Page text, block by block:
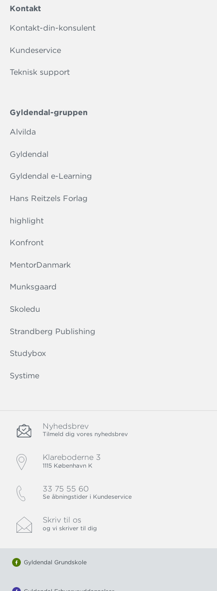
Kontakt
Kontakt-din-konsulent
Kundeservice
Teknisk support
Gyldendal-gruppen
Alvilda
Gyldendal
Gyldendal e-Learning
Hans Reitzels Forlag
highlight
Konfront
MentorDanmark
Munksgaard
Skoledu
Strandberg Publishing
Studybox
Systime
Nyhedsbrev
Tilmeld dig vores nyhedsbrev
Klareboderne 3
1115 København K
33 75 55 60
Se åbningstider i Kundeservice
Skriv til os
og vi skriver til dig
Gyldendal Grundskole